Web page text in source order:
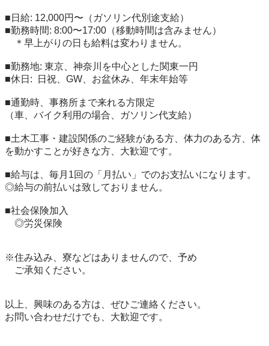
■日給: 12,000円〜（ガソリン代別途支給）
■勤務時間: 8:00〜17:00（移動時間は含みません）
＊早上がりの日も給料は変わりません。
■勤務地: 東京、神奈川を中心とした関東一円
■休日:  日祝、GW、お盆休み、年末年始等
■通勤時、事務所まで来れる方限定
（車、バイク利用の場合、ガソリン代支給）
■土木工事・建設関係のご経験がある方、体力のある方、体
を動かすことが好きな方、大歓迎です。
■給与は、毎月1回の「月払い」でのお支払いになります。
◎給与の前払いは致しておりません。
■社会保険加入
◎労災保険
※住み込み、寮などはありませんので、予め
ご承知ください。
以上、興味のある方は、ぜひご連絡ください。
お問い合わせだけでも、大歓迎です。